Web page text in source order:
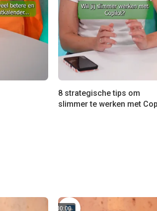
8 strategische tips om
slimmer te werken met
00:00